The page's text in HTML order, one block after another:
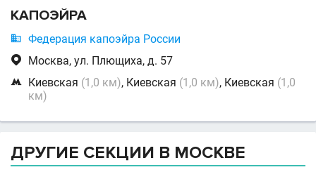
КАПОЭЙРА
 Федерация капоэйра России
 Москва, ул. Плющиха, д. 57
 Киевская (1,0 км), Киевская (1,0 км), Киевская (1,0
км)
ДРУГИЕ СЕКЦИИ В МОСКВЕ